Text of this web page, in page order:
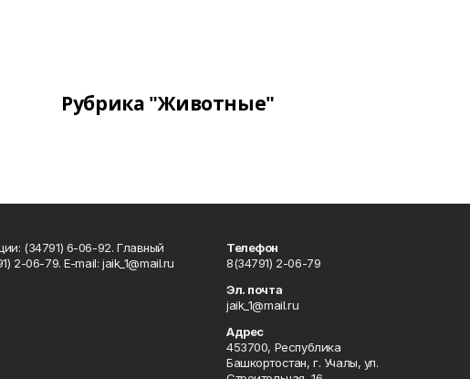
Рубрика "Животные"
(34791) 6-06-92. Главный
2-06-79. Е-mаil: jaik_1@mail.ru
Телефон
8(34791) 2-06-79
Эл. почта
jaik_1@mail.ru
Адрес
453700, Республика
Башкортостан, г. Учалы, ул.